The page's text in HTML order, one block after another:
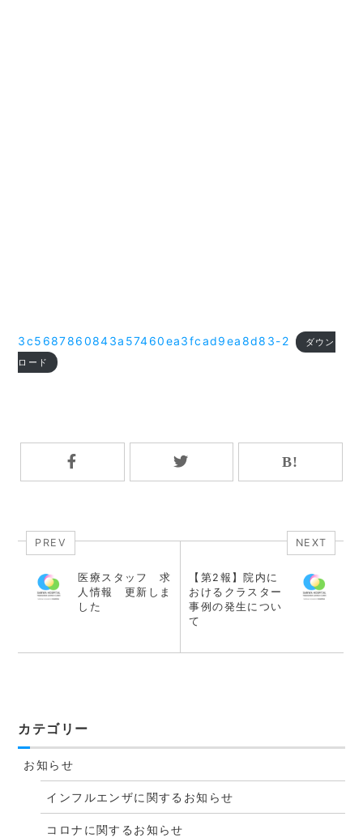
3c5687860843a57460ea3fcad9ea8d83-2
ダウン
ロード
PREV
医療スタッフ 求
人情報 更新しま
した
NEXT
【第2報】院内に
おけるクラスター
事例の発生につい
て
カテゴリー
お知らせ
インフルエンザに関するお知らせ
コロナに関するお知らせ